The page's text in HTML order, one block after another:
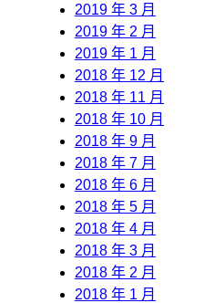
2019 年 3 月
2019 年 2 月
2019 年 1 月
2018 年 12 月
2018 年 11 月
2018 年 10 月
2018 年 9 月
2018 年 7 月
2018 年 6 月
2018 年 5 月
2018 年 4 月
2018 年 3 月
2018 年 2 月
2018 年 1 月